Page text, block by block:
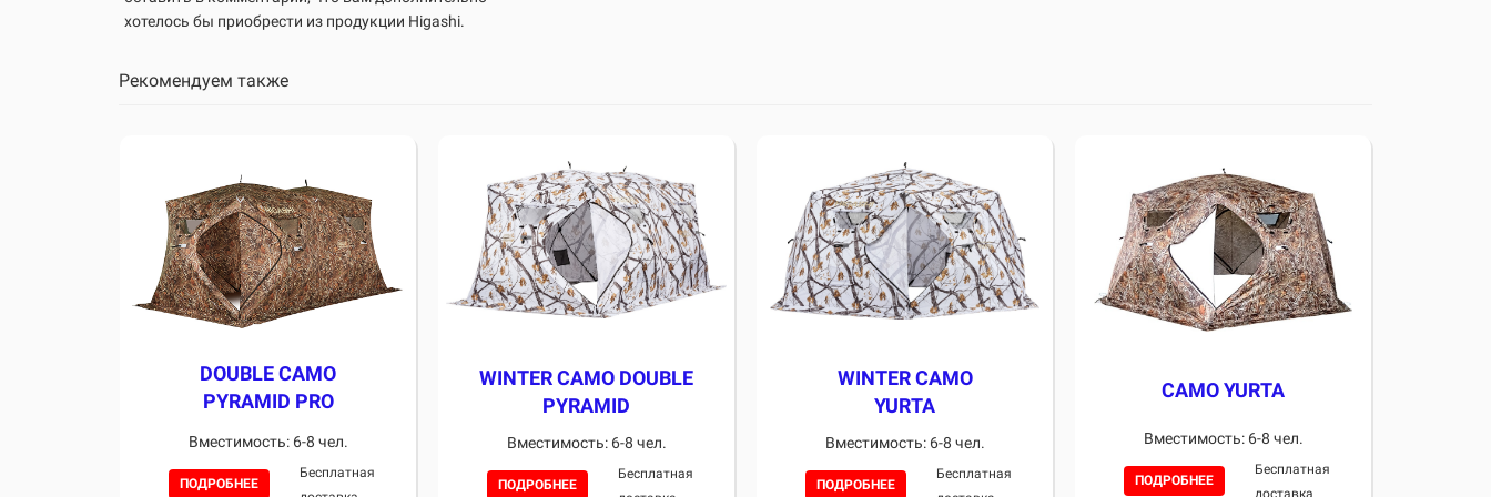
хотелось бы приобрести из продукции Higashi.
Рекомендуем также
DOUBLE CAMO
PYRAMID PRO
Вместимость: 6-8 чел.
ПОДРОБНЕЕ
Бесплатная
WINTER CAMO DOUBLE
PYRAMID
Вместимость: 6-8 чел.
ПОДРОБНЕЕ
Бесплатная
WINTER CAMO
YURTA
Вместимость: 6-8 чел.
ПОДРОБНЕЕ
Бесплатная
CAMO YURTA
Вместимость: 6-8 чел.
ПОДРОБНЕЕ
Бесплатная
доставка